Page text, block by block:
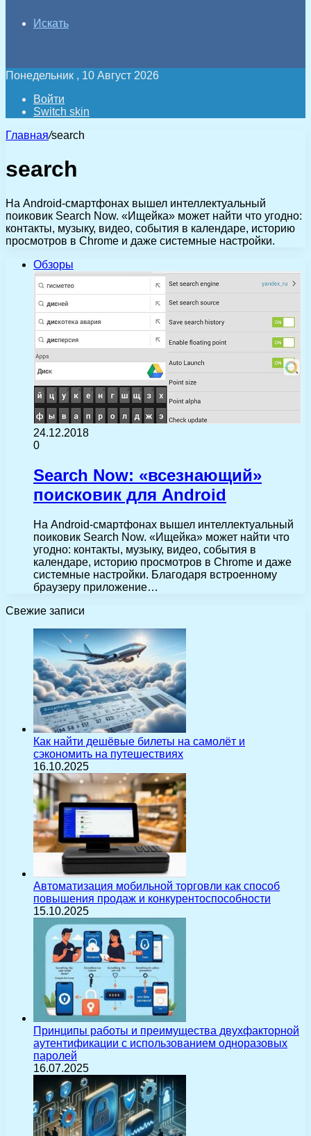
Искать
Понедельник , 10 Август 2026
Войти
Switch skin
Главная/search
search
На Android-смартфонах вышел интеллектуальный
поиковик Search Now. «Ищейка» может найти что угодно:
контакты, музыку, видео, события в календаре, историю
просмотров в Chrome и даже системные настройки.
Обзоры
24.12.2018
0
Search Now: «всезнающий»
поисковик для Android
На Android-смартфонах вышел интеллектуальный
поиковик Search Now. «Ищейка» может найти что
угодно: контакты, музыку, видео, события в
календаре, историю просмотров в Chrome и даже
системные настройки. Благодаря встроенному
браузеру приложение…
Свежие записи
Как найти дешёвые билеты на самолёт и
сэкономить на путешествиях
16.10.2025
Автоматизация мобильной торговли как способ
повышения продаж и конкурентоспособности
15.10.2025
Принципы работы и преимущества двухфакторной
аутентификации с использованием одноразовых
паролей
16.07.2025